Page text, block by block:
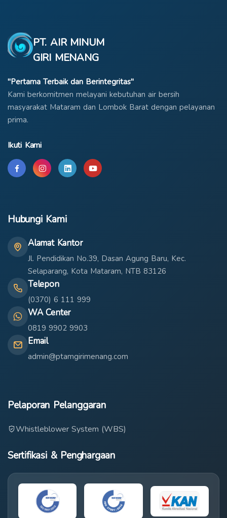
PT. AIR MINUM
GIRI MENANG
"Pertama Terbaik dan Berintegritas"
Kami berkomitmen melayani kebutuhan air bersih
masyarakat Mataram dan Lombok Barat dengan pelayanan
prima.
Ikuti Kami
Hubungi Kami
Alamat Kantor
Jl. Pendidikan No.39, Dasan Agung Baru, Kec.
Selaparang, Kota Mataram, NTB 83126
Telepon
(0370) 6 111 999
WA Center
0819 9902 9903
Email
admin@ptamgirimenang.com
Pelaporan Pelanggaran
Whistleblower System (WBS)
Sertifikasi & Penghargaan